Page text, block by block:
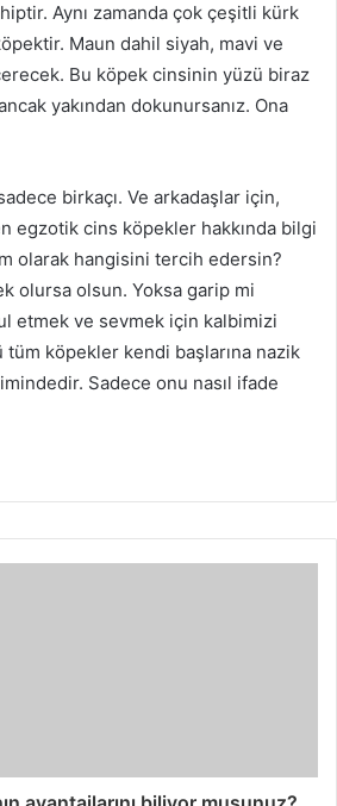
Aynı zamanda çok çeşitli kürk
Maun dahil siyah, mavi ve
Bu köpek cinsinin yüzü biraz
yakından dokunursanız. Ona
birkaçı. Ve arkadaşlar için,
egzotik cins köpekler hakkında bilgi
olarak hangisini tercih edersin?
olursa olsun. Yoksa garip mi
etmek ve sevmek için kalbimizi
tüm köpekler kendi başlarına nazik
Sadece onu nasıl ifade